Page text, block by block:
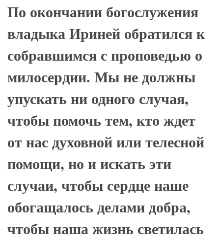
По окончании богослужения
владыка Ириней обратился к
собравшимся с проповедью о
милосердии. Мы не должны
упускать ни одного случая,
чтобы помочь тем, кто ждет
от нас духовной или телесной
помощи, но и искать эти
случаи, чтобы сердце наше
обогащалось делами добра,
чтобы наша жизнь светилась